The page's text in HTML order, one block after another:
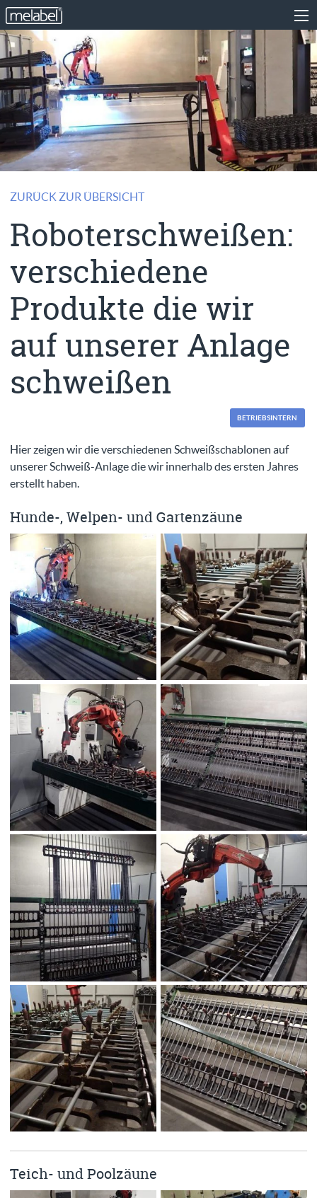
ZURÜCK ZUR ÜBERSICHT
Roboterschweißen:
verschiedene
Produkte die wir
auf unserer Anlage
schweißen
BETRIEBSINTERN
Hier zeigen wir die verschiedenen Schweißschablonen auf
unserer Schweiß-Anlage die wir innerhalb des ersten Jahres
erstellt haben.
Hunde-, Welpen- und Gartenzäune
Teich- und Poolzäune